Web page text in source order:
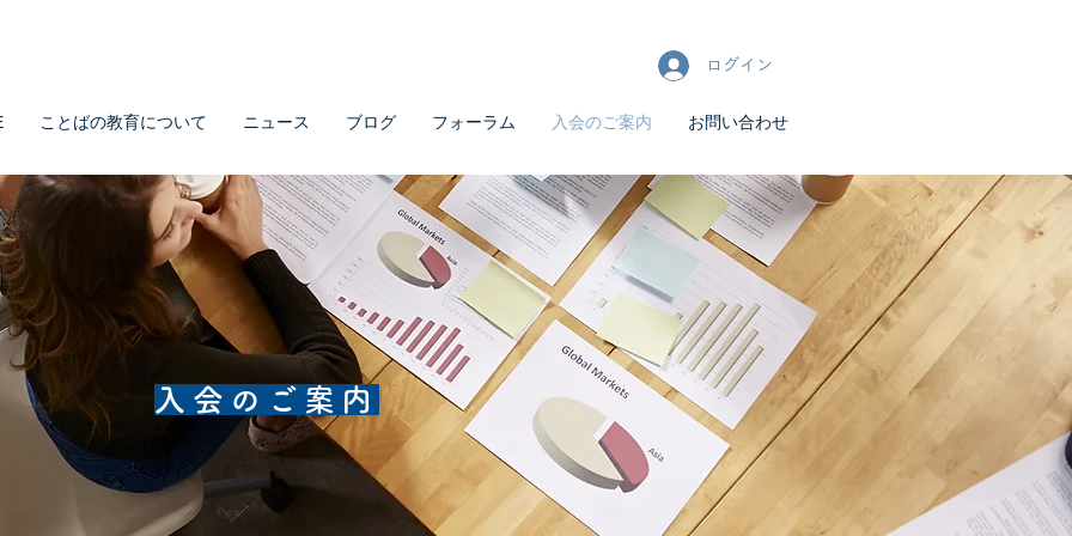
ログイン
ことばの教育について ニュース ブログ フォーラム 入会のご案内 お問い合わせ
入会のご案内